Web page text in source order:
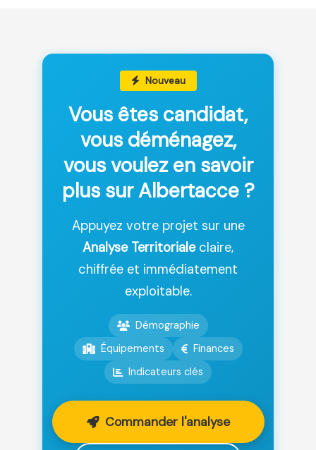
Nouveau
Vous êtes candidat,
vous déménagez,
vous voulez en savoir
plus sur Albertacce ?
Appuyez votre projet sur une
Analyse Territorialeclaire,
chiffrée et immédiatement
exploitable.
Démographie
Équipements
Finances
Indicateurs clés
Commander l'analyse